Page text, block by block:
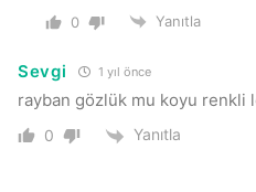
0 Yanıtla
Sevgi 1 yıl önce
rayban gözlük mu koyu renkli
0 Yanıtla